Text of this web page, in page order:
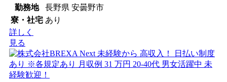
勤務地
長野県 安曇野市
寮・社宅 あり
詳しく
見る